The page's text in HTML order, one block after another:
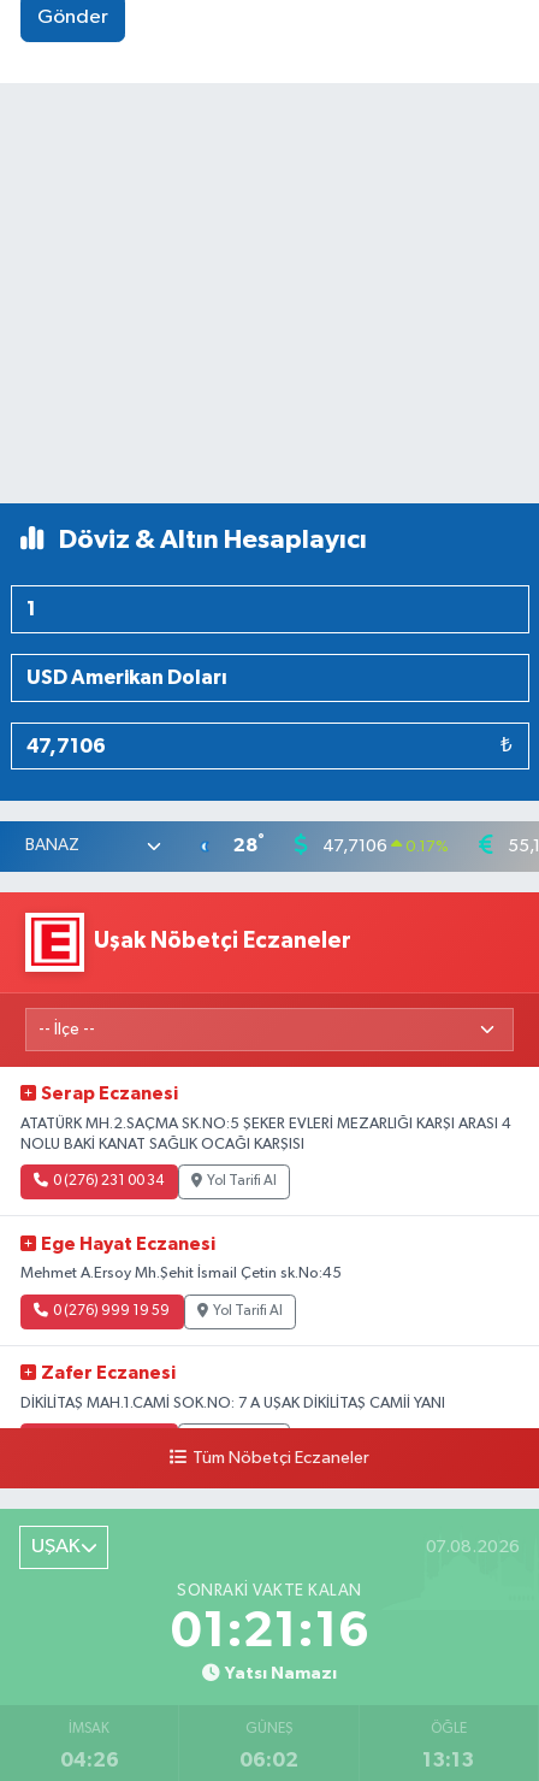
Gönder
Döviz & Altın Hesaplayıcı
₺
28° 47,7106 0.17%
Uşak Nöbetçi Eczaneler
Serap Eczanesi
ATATÜRK MH.2.SAÇMA SK.NO:5 ŞEKER EVLERİ MEZARLIĞI KARŞI ARASI 4
NOLU BAKİ KANAT SAĞLIK OCAĞI KARŞISI
0 (276) 231 00 34 Yol Tarifi Al
Ege Hayat Eczanesi
Mehmet A.Ersoy Mh.Şehit İsmail Çetin sk.No:45
0 (276) 999 19 59 Yol Tarifi Al
Zafer Eczanesi
DİKİLİTAŞ MAH.1.CAMİ SOK.NO: 7 A UŞAK DİKİLİTAŞ CAMİİ YANI
Tüm Nöbetçi Eczaneler
UŞAK 07.08.2026
SONRAKI VAKTE KALAN
01:21:15
Yatsı Namazı
İMSAK
04:26
GÜNEŞ
06:02
ÖĞLE
13:13